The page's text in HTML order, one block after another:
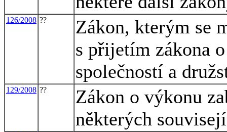
126/2008 ??
Zákon, kterým se
s přijetím zákona
společností a
129/2008 ??
Zákon o výkonu
některých